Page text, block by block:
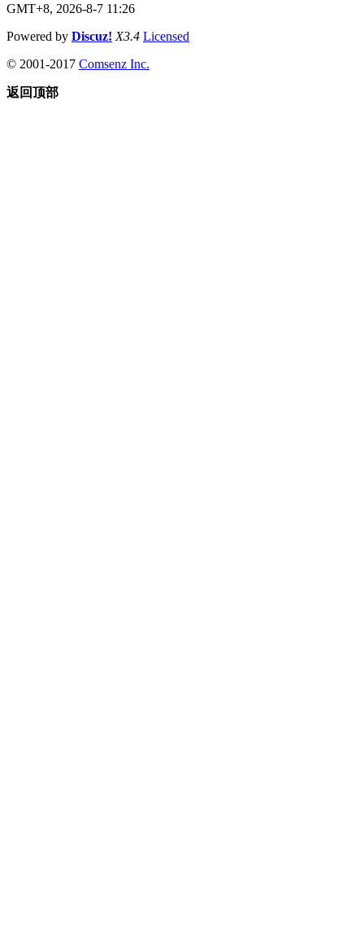
GMT+8, 2026-8-7 11:26
Powered by Discuz! X3.4 Licensed
© 2001-2017 Comsenz Inc.
返回顶部